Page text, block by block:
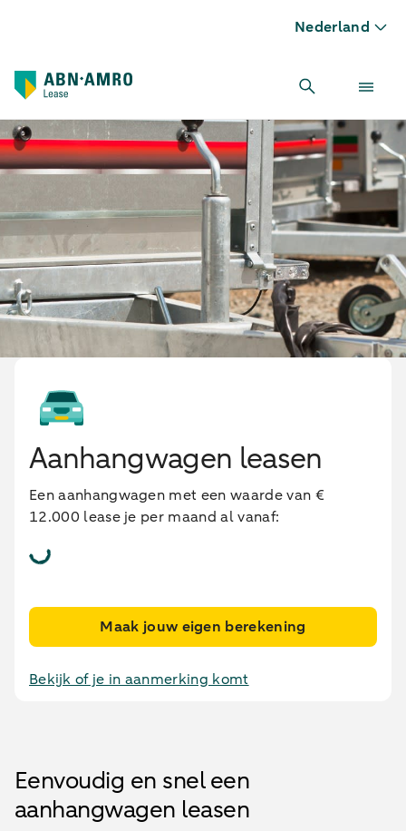
Nederland
Aanhangwagen leasen
Een aanhangwagen met een waarde van €
12.000 lease je per maand al vanaf:
Maak jouw eigen berekening
Bekijk of je in aanmerking komt
Eenvoudig en snel een
aanhangwagen leasen